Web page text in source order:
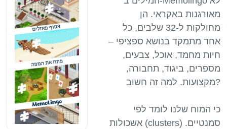
מאורגנות באקראי. הן
מחולקות ל-32 שלבים, כל
אחד מתמקד בנושא ספציפי –
חיות מחמד, אוכל, צבעים,
מספרים, ביגוד, תחבורה,
מקצועות. למה זה חשוב?
כי המוח שלנו לומד לפי
אשכולות (clusters) סמנטיים.